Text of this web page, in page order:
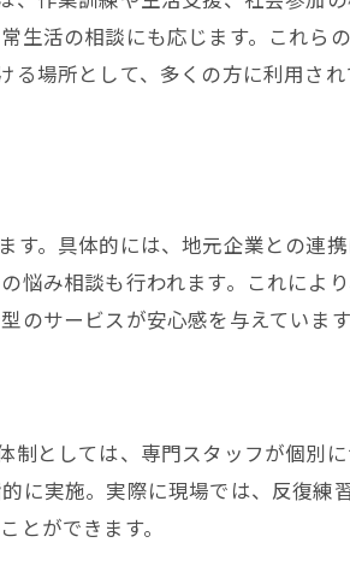
生活の相談にも応じます。これら
場所として、多くの方に利用され
す。具体的には、地元企業との連携
悩み相談も行われます。これによ
サービスが安心感を与えています
制としては、専門スタッフが個別
に実施。実際に現場では、反復練
とができます。